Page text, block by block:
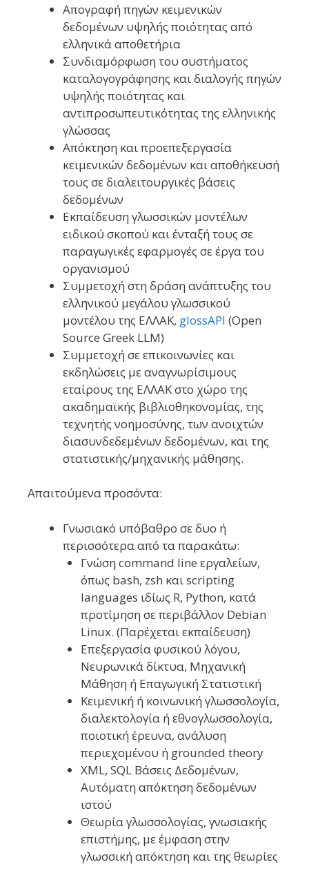
Απογραφή πηγών κειμενικών
δεδομένων υψηλής ποιότητας από
ελληνικά αποθετήρια
Συνδιαμόρφωση του συστήματος
καταλογογράφησης και διαλογής πηγών
υψηλής ποιότητας και
αντιπροσωπευτικότητας της ελληνικής
γλώσσας
Απόκτηση και προεπεξεργασία
κειμενικών δεδομένων και αποθήκευσή
τους σε διαλειτουργικές βάσεις
δεδομένων
Εκπαίδευση γλωσσικών μοντέλων
ειδικού σκοπού και ένταξή τους σε
παραγωγικές εφαρμογές σε έργα του
οργανισμού
Συμμετοχή στη δράση ανάπτυξης του
ελληνικού μεγάλου γλωσσικού
μοντέλου της ΕΛΛΑΚ, glossAPI (Open
Source Greek LLM)
Συμμετοχή σε επικοινωνίες και
εκδηλώσεις με αναγνωρίσιμους
εταίρους της ΕΛΛΑΚ στο χώρο της
ακαδημαϊκής βιβλιοθηκονομίας, της
τεχνητής νοημοσύνης, των ανοιχτών
διασυνδεδεμένων δεδομένων, και της
στατιστικής/μηχανικής μάθησης.
Απαιτούμενα προσόντα:
Γνωσιακό υπόβαθρο σε δυο ή
περισσότερα από τα παρακάτω:
Γνώση command line εργαλείων,
όπως bash, zsh και scripting
languages ιδίως R, Python, κατά
προτίμηση σε περιβάλλον Debian
Linux. (Παρέχεται εκπαίδευση)
Επεξεργασία φυσικού λόγου,
Νευρωνικά δίκτυα, Μηχανική
Μάθηση ή Επαγωγική Στατιστική
Κειμενική ή κοινωνική γλωσσολογία,
διαλεκτολογία ή εθνογλωσσολογία,
ποιοτική έρευνα, ανάλυση
περιεχομένου ή grounded theory
XML, SQL Βάσεις Δεδομένων,
Αυτόματη απόκτηση δεδομένων
ιστού
Θεωρία γλωσσολογίας, γνωσιακής
επιστήμης, με έμφαση στην
γλωσσική απόκτηση και της θεωρίες